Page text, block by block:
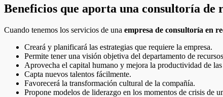
Beneficios que aporta una consultoría de
Cuando tenemos los servicios de una empresa de consultoría en
Creará y planificará las estrategias que requiere la empresa.
Permite tener una visión objetiva del departamento de
Aprovecha el capital humano y mejora la productividad de las
Capta nuevos talentos fácilmente.
Favorecerá la transformación cultural de la compañía.
Propone modelos de liderazgo en los momentos de crisis de